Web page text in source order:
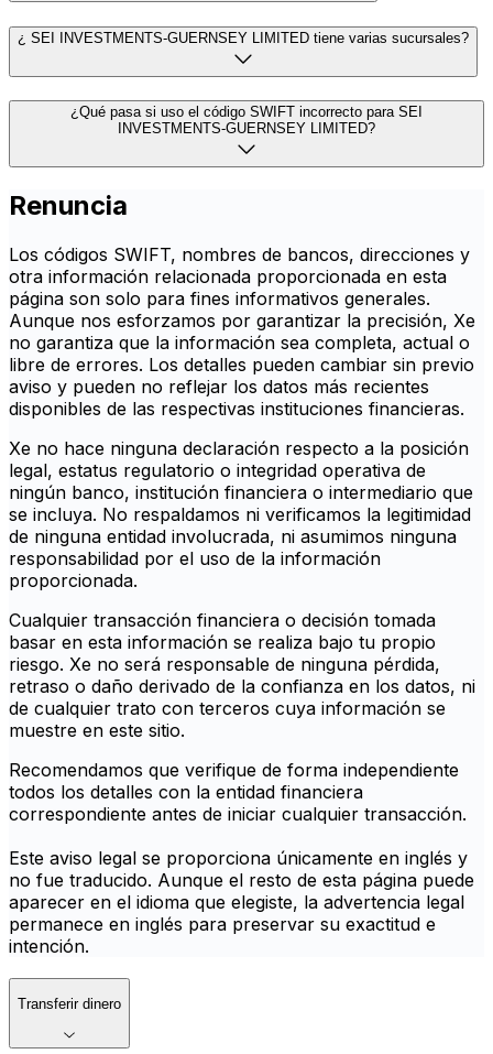
¿ SEI INVESTMENTS-GUERNSEY LIMITED tiene varias sucursales?
¿Qué pasa si uso el código SWIFT incorrecto para SEI
INVESTMENTS-GUERNSEY LIMITED?
Renuncia
Los códigos SWIFT, nombres de bancos, direcciones y
otra información relacionada proporcionada en esta
página son solo para fines informativos generales.
Aunque nos esforzamos por garantizar la precisión, Xe
no garantiza que la información sea completa, actual o
libre de errores. Los detalles pueden cambiar sin previo
aviso y pueden no reflejar los datos más recientes
disponibles de las respectivas instituciones financieras.
Xe no hace ninguna declaración respecto a la posición
legal, estatus regulatorio o integridad operativa de
ningún banco, institución financiera o intermediario que
se incluya. No respaldamos ni verificamos la legitimidad
de ninguna entidad involucrada, ni asumimos ninguna
responsabilidad por el uso de la información
proporcionada.
Cualquier transacción financiera o decisión tomada
basar en esta información se realiza bajo tu propio
riesgo. Xe no será responsable de ninguna pérdida,
retraso o daño derivado de la confianza en los datos, ni
de cualquier trato con terceros cuya información se
muestre en este sitio.
Recomendamos que verifique de forma independiente
todos los detalles con la entidad financiera
correspondiente antes de iniciar cualquier transacción.
Este aviso legal se proporciona únicamente en inglés y
no fue traducido. Aunque el resto de esta página puede
aparecer en el idioma que elegiste, la advertencia legal
permanece en inglés para preservar su exactitud e
intención.
Transferir dinero